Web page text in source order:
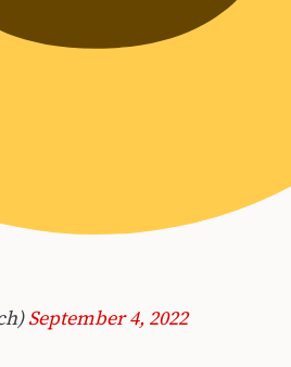
September 4, 2022